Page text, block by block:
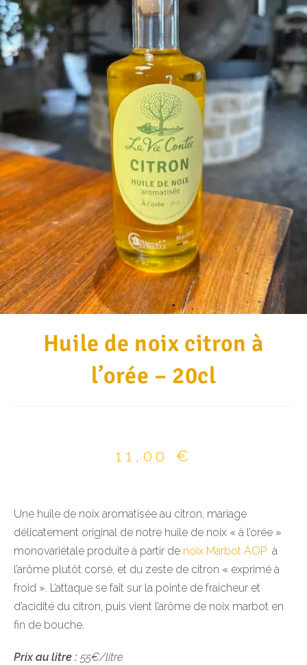
Huile de noix citron à
l’orée – 20cl
11,00 €
Une huile de noix aromatisée au citron, mariage
délicatement original de notre huile de noix « à l’orée »
monovariétale produite à partir de noix Marbot AOP à
l’arôme plutôt corsé, et du zeste de citron « exprimé à
froid ». L’attaque se fait sur la pointe de fraicheur et
d’acidité du citron, puis vient l’arôme de noix marbot en
fin de bouche.
Prix au litre : 55€/litre